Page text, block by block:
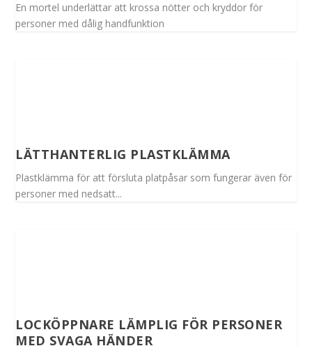
En mortel underlättar att krossa nötter och kryddor för
personer med dålig handfunktion
LÄTTHANTERLIG PLASTKLÄMMA
Plastklämma för att försluta platpåsar som fungerar även för
personer med nedsatt...
LOCKÖPPNARE LÄMPLIG FÖR PERSONER
MED SVAGA HÄNDER